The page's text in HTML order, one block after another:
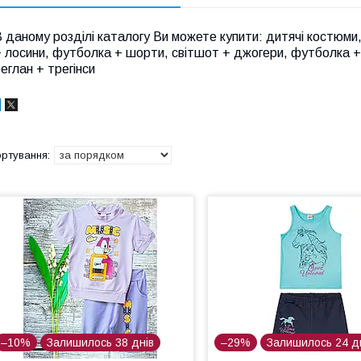
даному розділі каталогу Ви можете купити: дитячі
лосини, футболка + шорти, світшот + джогери, футболка +
+ трегінси
–10% Залишилось 38 днів –29% Залишилось 24